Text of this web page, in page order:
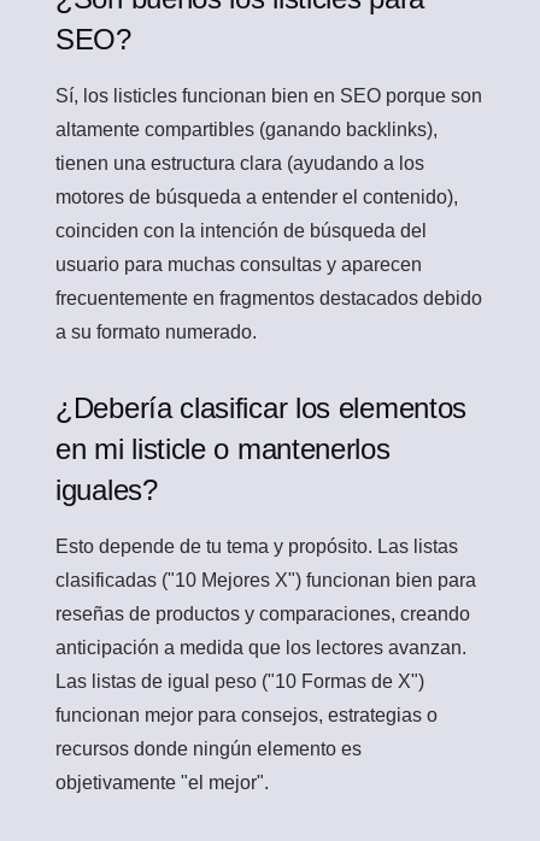
SEO?
Sí, los listicles funcionan bien en SEO porque son
altamente compartibles (ganando backlinks),
tienen una estructura clara (ayudando a los
motores de búsqueda a entender el contenido),
coinciden con la intención de búsqueda del
usuario para muchas consultas y aparecen
frecuentemente en fragmentos destacados debido
a su formato numerado.
¿Debería clasificar los elementos
en mi listicle o mantenerlos
iguales?
Esto depende de tu tema y propósito. Las listas
clasificadas ("10 Mejores X") funcionan bien para
reseñas de productos y comparaciones, creando
anticipación a medida que los lectores avanzan.
Las listas de igual peso ("10 Formas de X")
funcionan mejor para consejos, estrategias o
recursos donde ningún elemento es
objetivamente "el mejor".